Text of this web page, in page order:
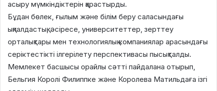
асыру мүмкіндіктерін қарастырды.
Бұдан бөлек, ғылым және білім беру саласындағы
ықпалдастық, әсіресе, университеттер, зерттеу
орталықтары мен технологиялық компаниялар арасындағы
серіктестікті ілгерілету перспективасы пысықталды.
Мемлекет басшысы орайлы сәтті пайдалана отырып,
Бельгия Королі Филиппке және Королева Матильдаға ізгі